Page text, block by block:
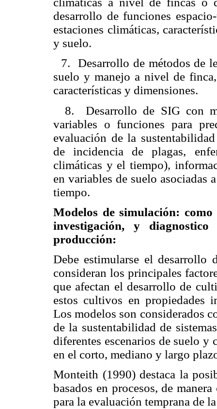
desarrollo de funciones
estaciones climáticas,
y suelo.
7.
Desarrollo de métodos de
suelo y manejo a nivel de
características y dimensiones.
8.
Desarrollo de SIG con
variables o funciones para
evaluación de la
de incidencia de plagas,
climáticas y el tiempo),
en variables de suelo
tiempo.
Modelos de simulación:
investigación, y
producción:
Debe estimularse el desarrollo
consideran los principales
que afectan el desarrollo de
estos cultivos en propiedades
Los modelos son considerados
de la sustentabilidad de
diferentes escenarios de suelo y
en el corto, mediano y largo
Monteith (1990) destaca la
basados en procesos, de
para la evaluación temprana de